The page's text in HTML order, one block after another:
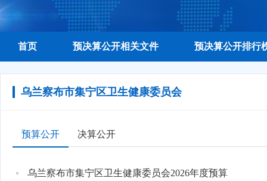
首页 预决算公开相关文件 预决算公开排行
乌兰察布市集宁区卫生健康委员会
预算公开 决算公开
乌兰察布市集宁区卫生健康委员会2026年度预算